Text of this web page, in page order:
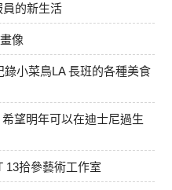
員的新生活
像
小菜鳥LA 長班的各種美食
望明年可以在迪士尼過生
13拾參藝術工作室